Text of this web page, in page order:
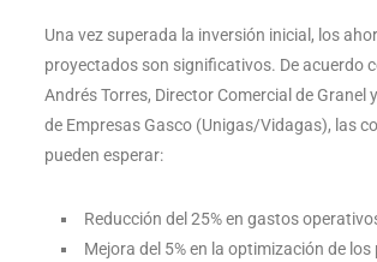
Una vez superada la inversión inicial, los
proyectados son significativos. De acuerdo
Andrés Torres, Director Comercial de Granel
de Empresas Gasco (Unigas/Vidagas), las
pueden esperar:
Reducción del 25% en gastos
Mejora del 5% en la optimización de los